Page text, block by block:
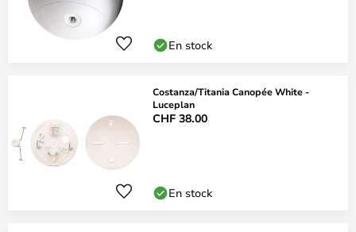
En stock
Costanza/Titania Canopée White -
Luceplan
CHF 38.00
En stock